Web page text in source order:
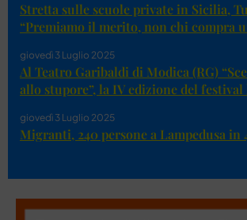
Stretta sulle scuole private in Sicilia,
“Premiamo il merito, non chi compra
giovedì 3 Luglio 2025
Al Teatro Garibaldi di Modica (RG)
allo stupore”, la IV edizione del
giovedì 3 Luglio 2025
Migranti, 240 persone a Lampedusa in